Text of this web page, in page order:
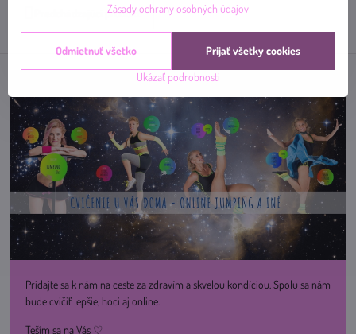
Predchádzajúci produkt
Pridajte sa k nám na ceste za zdravím a skvelou kondíciou. Spolu sa nám
bude cvičiť lepšie, hoci aj online.
Teším sa na Vás ♡
Zásady ochrany osobných údajov
Ukázať podrobnosti
Prijať všetky cookies
Odmietnuť všetko